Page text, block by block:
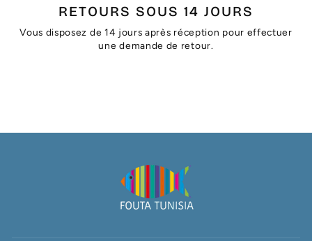
RETOURS SOUS 14 JOURS
Vous disposez de 14 jours après réception pour effectuer
une demande de retour.